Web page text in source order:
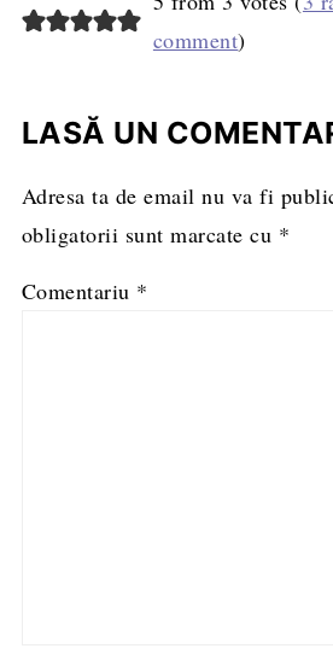
comment)
LASĂ UN
Adresa ta de email nu va fi
obligatorii sunt marcate cu *
Comentariu *